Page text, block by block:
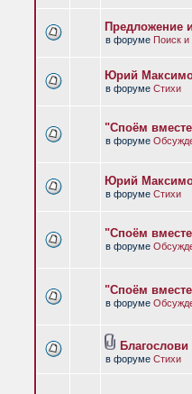
Предложение
в форуме Поиск и
Юрий
в форуме Стихи
"Споём
в форуме
Юрий
в форуме Стихи
"Споём
в форуме
"Споём
в форуме
в форуме Стихи